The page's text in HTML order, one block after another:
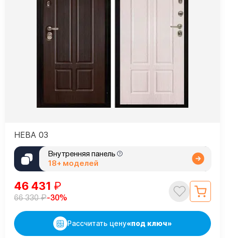
НЕВА 03
Внутренняя панель
18+ моделей
46 431 ₽
66 330₽-30%
Рассчитать цену«под ключ»